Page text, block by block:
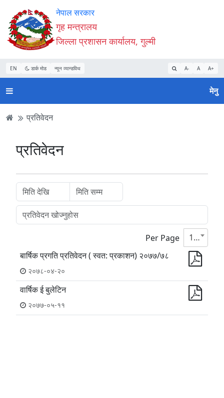
Accessibility
Mode
सुरु
गर्नुहोस्
सामाग्री
पढ्नुहाेस्
नेभिगेसन
पढ्नुहाेस्
वेबसाइट
खोजमा
जानुहोस्
नेपाल सरकार
गृह मन्त्रालय
जिल्ला प्रशासन कार्यालय, गुल्मी
EN डार्क मोड न्यून व्यान्डविथ A- A A+
मेनु
प्रतिवेदन
प्रतिवेदन
Per Page
10
बार्षिक प्रगति प्रतिवेदन ( स्वत: प्रकाशन) २०७७/७८
२०७८-०४-२०
वार्षिक ई बुलेटिन
२०७७-०५-११